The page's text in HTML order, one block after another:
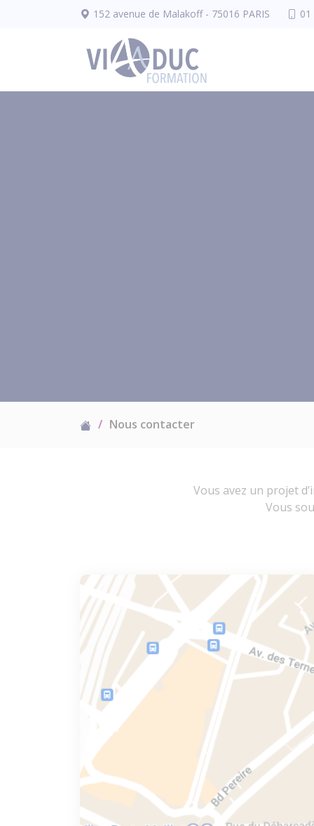
152 avenue de Malakoff - 75016 PARIS
Nous contacter
Vous avez un projet
Vous
Panneau de gestion des cookies